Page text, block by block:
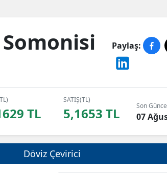
Paylaş:
TL
SATIŞ(TL)
5,1653 TL Son
07
Döviz Çevirici